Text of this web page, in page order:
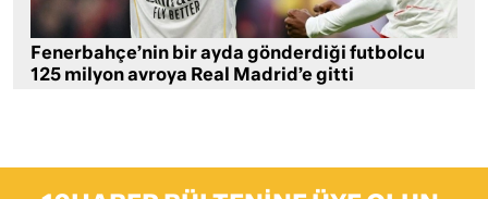
Fenerbahçe’nin bir ayda gönderdiği futbolcu
125 milyon avroya Real Madrid’e gitti